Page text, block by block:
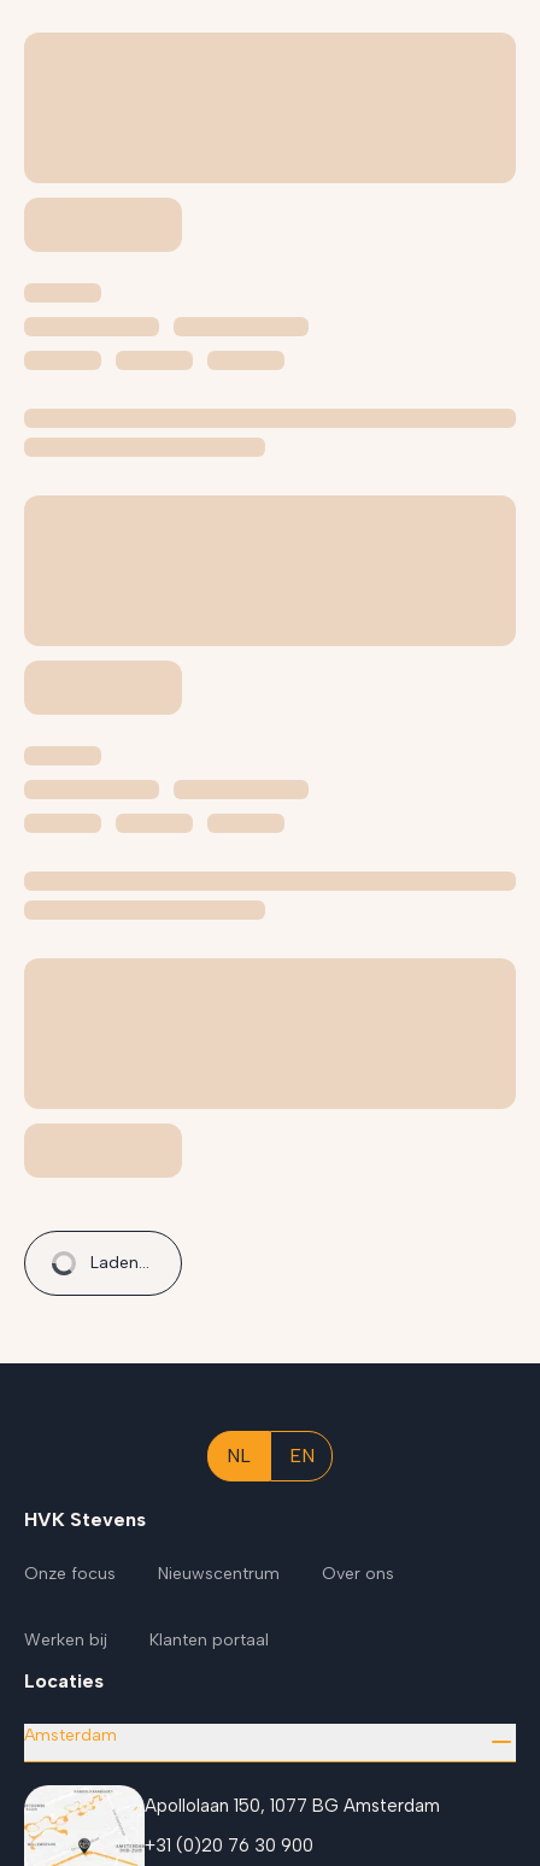
Laden...
NL EN
HVK Stevens
Onze focus Nieuwscentrum Over ons
Werken bij Klanten portaal
Locaties
Amsterdam
Apollolaan 150, 1077 BG Amsterdam
+31 (0)20 76 30 900